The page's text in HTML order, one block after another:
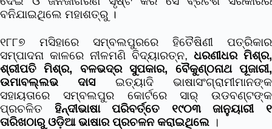
ବନିଯାଇଥିଲେ ମହାଶତ୍ରୁ ।
୧୮୮୭ ମସିହାରେ ସମ୍ବଲପୁରରେ ହିତୈଷିଣୀ ପତ୍ରିକାର
ସମ୍ପାଦନା କାଳରେ ନୀଳମଣି ବିଦ୍ୟାରତ୍ନ, ଧରଣୀଧର ମିଶ୍ର,
ଶ୍ରୀପତି ମିଶ୍ର, ବଳଭଦ୍ର ସୁପକାର, ବୈକୁଣ୍ଠନାଥ ପୂଜାରୀ,
ଉମାବଲ୍ଲଭ ଦାସ ଇତ୍ୟାଦି ଭାଷାସଂଗ୍ରାମୀମାନଙ୍କ
ସହାୟତାରେ ସମ୍ବଲପୁର କୋର୍ଟରେ ସାର୍ ଉଡବଣ୍ଟଙ୍କ
ପ୍ରଚଳିତ ହିନ୍ଦୀଭାଷା ପରିବର୍ତ୍ତେ ୧୯୦୩ ଜାନୁୟାରୀ ୧
ତାରିଖଠାରୁ ଓଡ଼ିଆ ଭାଷାର ପ୍ରଚଳନ କରାଇଥିଲେ ।